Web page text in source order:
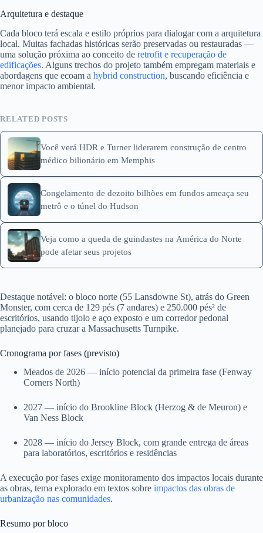
Arquitetura e destaque
Cada bloco terá escala e estilo próprios para dialogar com a arquitetura
local. Muitas fachadas históricas serão preservadas ou restauradas —
uma solução próxima ao conceito de retrofit e recuperação de
edificações. Alguns trechos do projeto também empregam materiais e
abordagens que ecoam a hybrid construction, buscando eficiência e
menor impacto ambiental.
RELATED POSTS
Você verá HDR e Turner liderarem construção de centro
médico bilionário em Memphis
Congelamento de dezoito bilhões em fundos ameaça seu
metrô e o túnel do Hudson
Veja como a queda de guindastes na América do Norte
pode afetar seus projetos
Destaque notável: o bloco norte (55 Lansdowne St), atrás do Green
Monster, com cerca de 129 pés (7 andares) e 250.000 pés² de
escritórios, usando tijolo e aço exposto e um corredor pedonal
planejado para cruzar a Massachusetts Turnpike.
Cronograma por fases (previsto)
Meados de 2026 — início potencial da primeira fase (Fenway
Corners North)
2027 — início do Brookline Block (Herzog & de Meuron) e
Van Ness Block
2028 — início do Jersey Block, com grande entrega de áreas
para laboratórios, escritórios e residências
A execução por fases exige monitoramento dos impactos locais durante
as obras, tema explorado em textos sobre impactos das obras de
urbanização nas comunidades.
Resumo por bloco